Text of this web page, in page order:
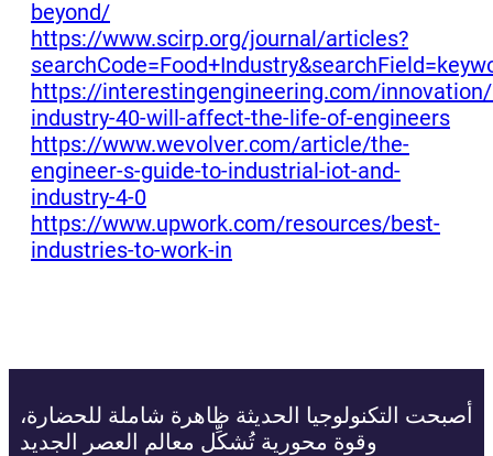
beyond/
https://www.scirp.org/journal/articles?
https://interestingengineering.com/
industry-40-will-affect-the-life-of-engineers
https://www.wevolver.com/article/the-
engineer-s-guide-to-industrial-iot-and-
industry-4-0
https://www.upwork.com/resources/best-
industries-to-work-in
أصبحت التكنولوجيا الحديثة ظاهرة شاملة للحضارة،
وقوة محورية تُشكِّل معالم العصر الجديد